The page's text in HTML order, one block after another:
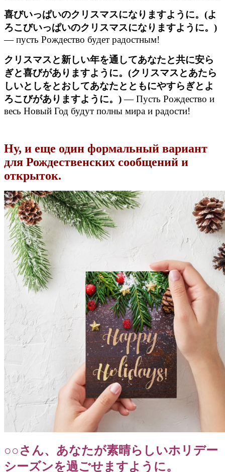
喜びいっぱいのクリスマスになりますように。(よ
ろこびいっぱいのクリスマスになりますように。)
— пусть Рождество будет радостным!
クリスマスと新しい年を通してあなたと共に安ら
ぎと喜びがありますように。(クリスマスとあたら
しいとしをとおしてあなたとともにやすらぎとよ
ろこびがありますように。)— Пусть Рождество и
весь Новый Год будут полны мира и радости!
Ну, и еще один формальный вариант
для Рождественских сообщений и
открыток.
○○さん、あなたが素晴らしいホリデー
シーズンを過ごせますように。